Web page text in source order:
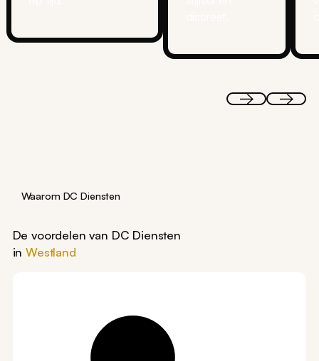
Waarom DC Diensten
De voordelen van DC Diensten
inWestland